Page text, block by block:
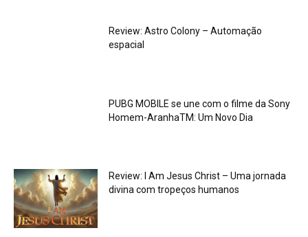
Review: Astro Colony – Automação
espacial
PUBG MOBILE se une com o filme da Sony
Homem-AranhaTM: Um Novo Dia
Review: I Am Jesus Christ – Uma jornada
divina com tropeços humanos